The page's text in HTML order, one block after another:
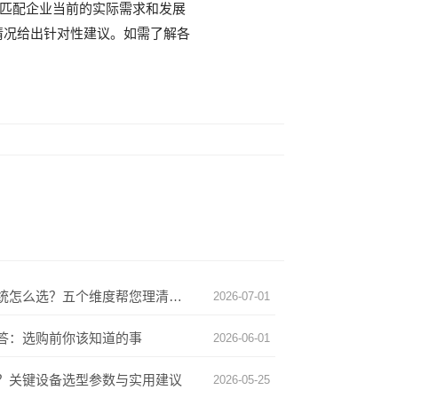
配企业当前的实际需求和发展
给出针对性建议。如需了解各
移动式作物生长监测系统怎么选？五个维度帮您理清思路 2026-07-01
：选购前你该知道的事 2026-06-01
关键设备选型参数与实用建议 2026-05-25